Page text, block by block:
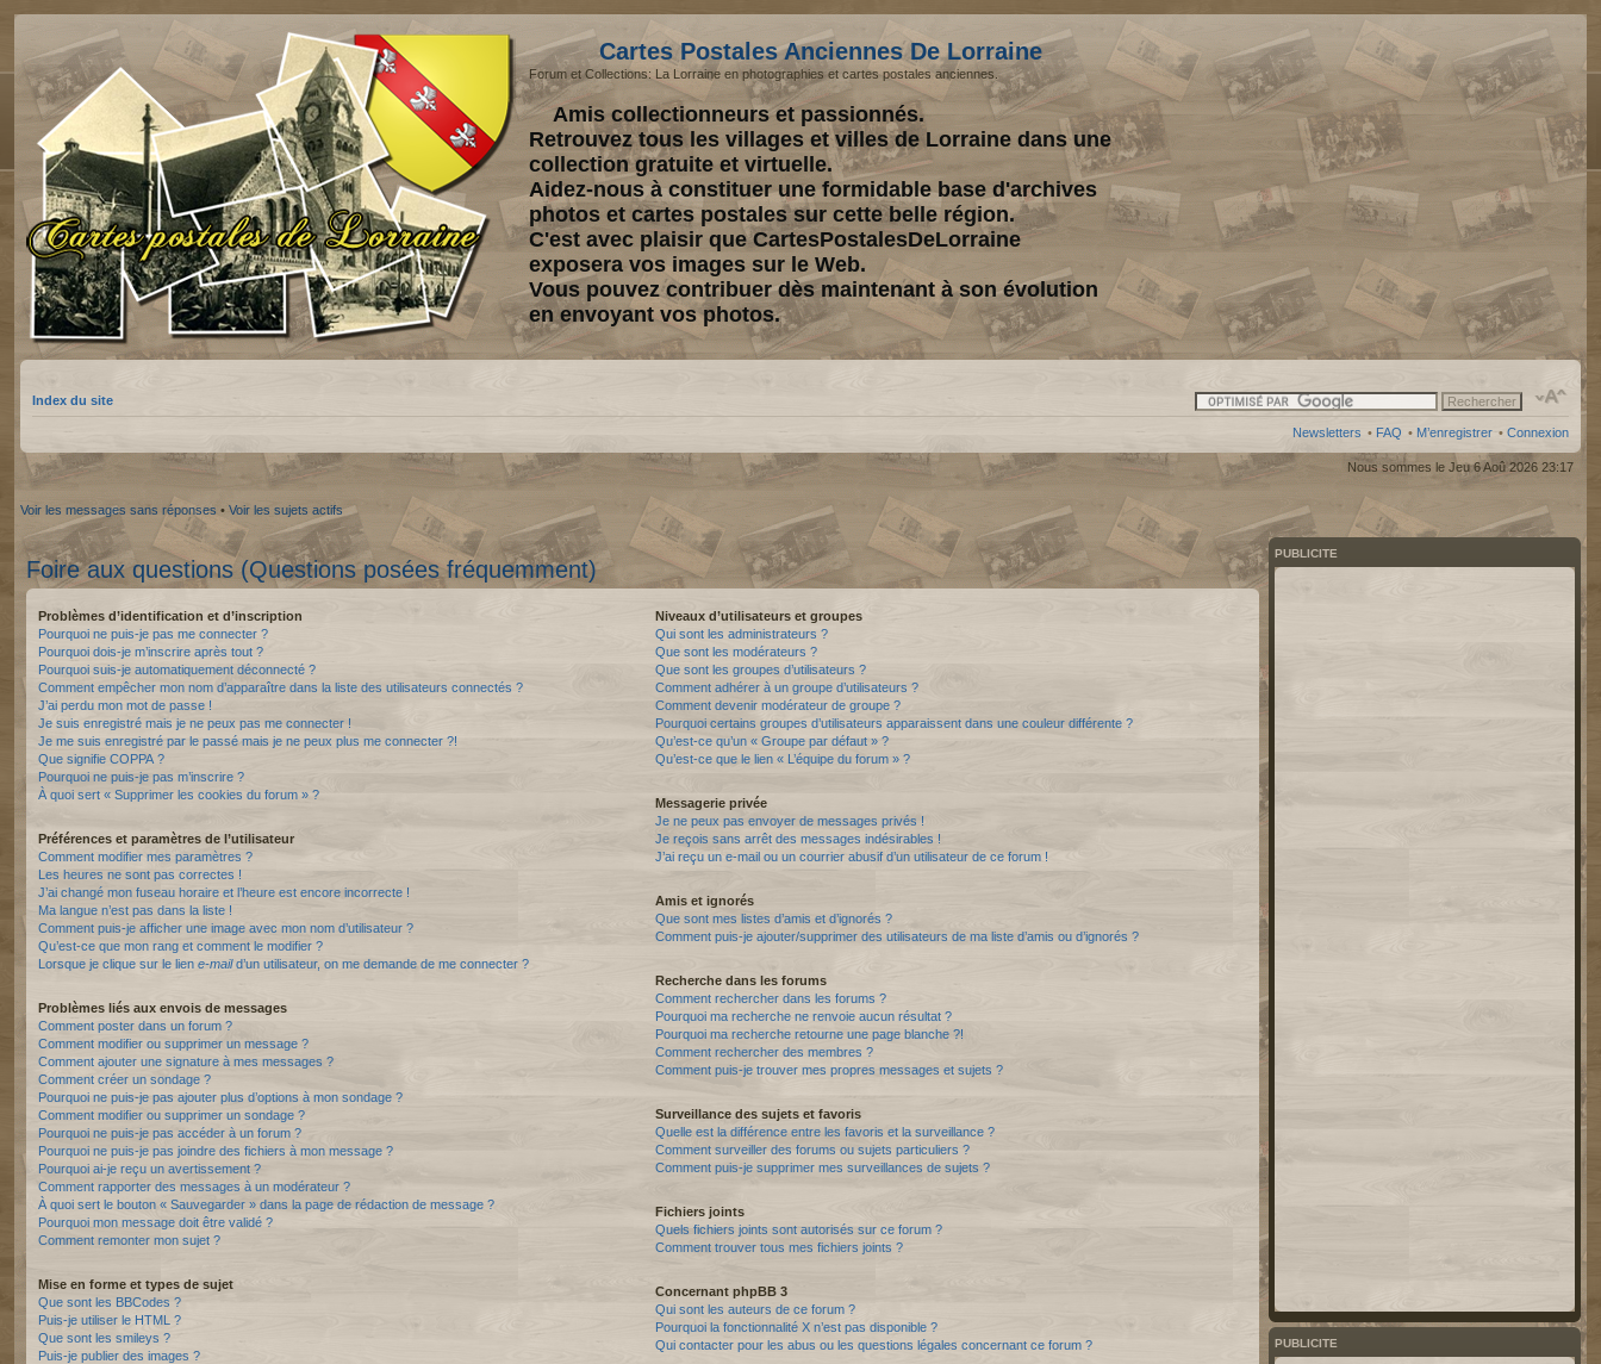
Cartes Postales Anciennes De Lorraine
Forum et Collections: La Lorraine en photographies et cartes postales anciennes.
Amis collectionneurs et passionnés.
Retrouvez tous les villages et villes de Lorraine dans une
collection gratuite et virtuelle.
Aidez-nous à constituer une formidable base d'archives
photos et cartes postales sur cette belle région.
C'est avec plaisir que CartesPostalesDeLorraine
exposera vos images sur le Web.
Vous pouvez contribuer dès maintenant à son évolution
en envoyant vos photos.
Index du site
Newsletters • FAQ • M’enregistrer • Connexion
Nous sommes le Jeu 6 Aoû 2026 23:17
Voir les messages sans réponses • Voir les sujets actifs
Foire aux questions (Questions posées fréquemment)
Problèmes d’identification et d’inscription
Pourquoi ne puis-je pas me connecter ?
Pourquoi dois-je m’inscrire après tout ?
Pourquoi suis-je automatiquement déconnecté ?
Comment empêcher mon nom d’apparaître dans la liste des utilisateurs connectés ?
J’ai perdu mon mot de passe !
Je suis enregistré mais je ne peux pas me connecter !
Je me suis enregistré par le passé mais je ne peux plus me connecter ?!
Que signifie COPPA ?
Pourquoi ne puis-je pas m’inscrire ?
À quoi sert « Supprimer les cookies du forum » ?
Préférences et paramètres de l’utilisateur
Comment modifier mes paramètres ?
Les heures ne sont pas correctes !
J’ai changé mon fuseau horaire et l’heure est encore incorrecte !
Ma langue n’est pas dans la liste !
Comment puis-je afficher une image avec mon nom d’utilisateur ?
Qu’est-ce que mon rang et comment le modifier ?
Lorsque je clique sur le lien e-maild’un utilisateur, on me demande de me connecter ?
Problèmes liés aux envois de messages
Comment poster dans un forum ?
Comment modifier ou supprimer un message ?
Comment ajouter une signature à mes messages ?
Comment créer un sondage ?
Pourquoi ne puis-je pas ajouter plus d’options à mon sondage ?
Comment modifier ou supprimer un sondage ?
Pourquoi ne puis-je pas accéder à un forum ?
Pourquoi ne puis-je pas joindre des fichiers à mon message ?
Pourquoi ai-je reçu un avertissement ?
Comment rapporter des messages à un modérateur ?
À quoi sert le bouton « Sauvegarder » dans la page de rédaction de message ?
Pourquoi mon message doit être validé ?
Comment remonter mon sujet ?
Mise en forme et types de sujet
Que sont les BBCodes ?
Puis-je utiliser le HTML ?
Que sont les smileys ?
Puis-je publier des images ?
Niveaux d’utilisateurs et groupes
Qui sont les administrateurs ?
Que sont les modérateurs ?
Que sont les groupes d’utilisateurs ?
Comment adhérer à un groupe d’utilisateurs ?
Comment devenir modérateur de groupe ?
Pourquoi certains groupes d’utilisateurs apparaissent dans une couleur différente ?
Qu’est-ce qu’un « Groupe par défaut » ?
Qu’est-ce que le lien « L’équipe du forum » ?
Messagerie privée
Je ne peux pas envoyer de messages privés !
Je reçois sans arrêt des messages indésirables !
J’ai reçu un e-mail ou un courrier abusif d’un utilisateur de ce forum !
Amis et ignorés
Que sont mes listes d’amis et d’ignorés ?
Comment puis-je ajouter/supprimer des utilisateurs de ma liste d’amis ou d’ignorés ?
Recherche dans les forums
Comment rechercher dans les forums ?
Pourquoi ma recherche ne renvoie aucun résultat ?
Pourquoi ma recherche retourne une page blanche ?!
Comment rechercher des membres ?
Comment puis-je trouver mes propres messages et sujets ?
Surveillance des sujets et favoris
Quelle est la différence entre les favoris et la surveillance ?
Comment surveiller des forums ou sujets particuliers ?
Comment puis-je supprimer mes surveillances de sujets ?
Fichiers joints
Quels fichiers joints sont autorisés sur ce forum ?
Comment trouver tous mes fichiers joints ?
Concernant phpBB 3
Qui sont les auteurs de ce forum ?
Pourquoi la fonctionnalité X n’est pas disponible ?
Qui contacter pour les abus ou les questions légales concernant ce forum ?
PUBLICITE
PUBLICITE